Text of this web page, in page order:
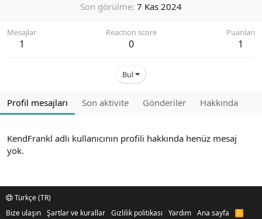
Son görülme 7 Kas 2024
Mesajlar
1
Reaction score
0
Puanları
1
Bul
Profil mesajları Son aktivite Gönderiler Hakkında
KendFrankl adlı kullanıcının profili hakkında henüz mesaj
yok.
Türkçe (TR)
Bize ulaşın Şartlar ve kurallar Gizlilik politikası Yardım Ana sayfa
R